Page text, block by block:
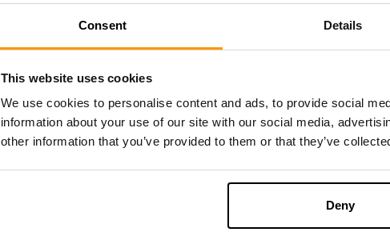
Consent Details
This website uses cookies
We use cookies to personalise content and ads, to provide social
information about your use of our site with our social media,
other information that you’ve provided to them or that they’ve
Deny
Cum se
server
Servere de
Bucurați-vă de